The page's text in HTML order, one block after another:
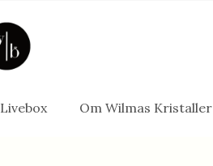
Livebox Om Wilmas Kristaller